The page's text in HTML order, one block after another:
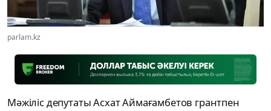
parlam.kz
Мәжіліс депутаты Асхат Аймағамбетов грантпен